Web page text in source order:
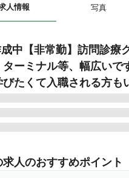
人情報 写真
中【非常勤】訪問診療
ターミナル等、幅広いで
びたくて入職される方も
自宅やご施設にお伺いし診療
患者様を支援していくお仕
求人のおすすめポイント